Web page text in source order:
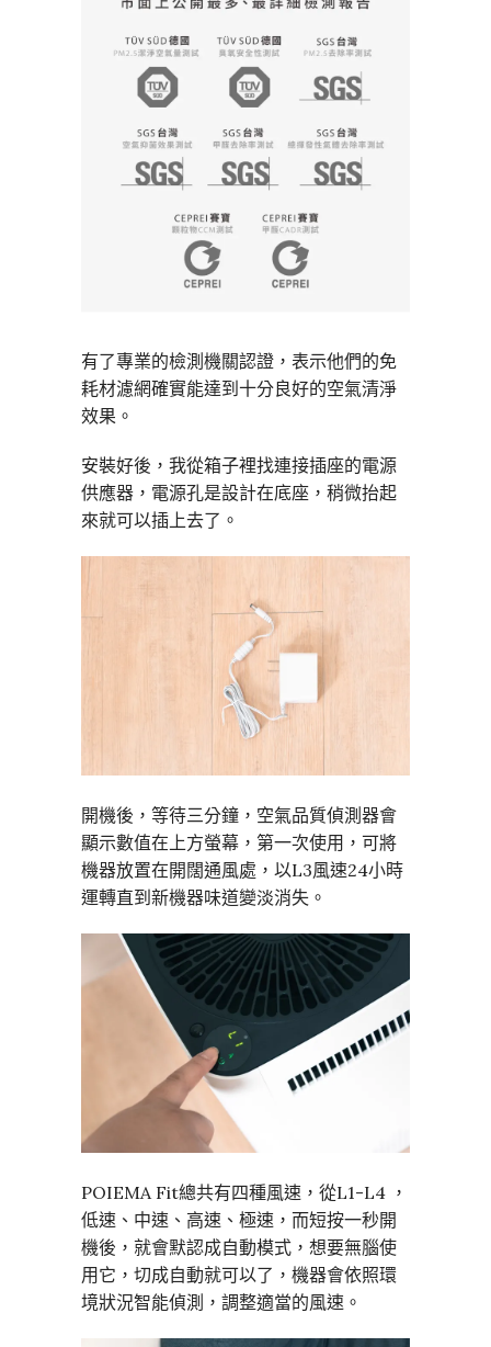
有了專業的檢測機關認證，表示他們的免
耗材濾網確實能達到十分良好的空氣清淨
效果。
安裝好後，我從箱子裡找連接插座的電源
供應器，電源孔是設計在底座，稍微抬起
來就可以插上去了。
開機後，等待三分鐘，空氣品質偵測器會
顯示數值在上方螢幕，第一次使用，可將
機器放置在開闊通風處，以L3風速24小時
運轉直到新機器味道變淡消失。
POIEMA Fit總共有四種風速，從L1-L4 ，
低速、中速、高速、極速，而短按一秒開
機後，就會默認成自動模式，想要無腦使
用它，切成自動就可以了，機器會依照環
境狀況智能偵測，調整適當的風速。